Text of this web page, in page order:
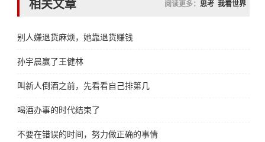
相关文章 阅读更多： 思考 我看世界
别人嫌退货麻烦，她靠退货赚钱
孙宇晨赢了王健林
叫新人倒酒之前，先看看自己排第几
喝酒办事的时代结束了
不要在错误的时间，努力做正确的事情